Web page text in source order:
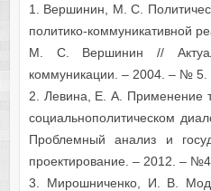
1. Вершинин, М. С.
политико-коммуникативной
М. С. Вершинин //
коммуникации. – 2004. – № 5.
2. Левина, Е. А. Применение
социальнополитическом
Проблемный анализ и
проектирование. – 2012. –
3. Мирошниченко, И. В.